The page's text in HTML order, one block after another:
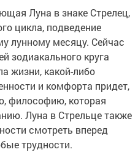
Луна в знаке Стрелец,
цикла, подведение
лунному месяцу. Сейчас
зодиакального круга
жизни, какой-либо
и комфорта придет,
философию, которая
Луна в Стрельце также
смотреть вперед
трудности.